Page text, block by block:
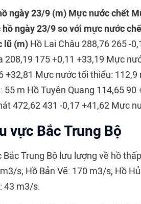
ngày 23/9 (m) Mực nước chết
ngày 23/9 so với mực nước
lũ (m) Hồ Lai Châu 288,76 265 -
208,19 175 +0,11 +33,19 Mực
+32,81 Mực nước tối thiểu: 112,9
m Hồ Tuyên Quang 114,65 90
472,62 431 -0,17 +41,62 Mực
vực Bắc Trung Bộ
Trung Bộ lưu lượng về hồ
s; Hồ Bản Vẽ: 170 m3/s; Hồ
43 m3/s.